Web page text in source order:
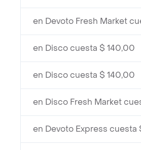
en Devoto Fresh Market
en Disco cuesta $ 140,00
en Disco cuesta $ 140,00
en Disco Fresh Market
en Devoto Express cuesta